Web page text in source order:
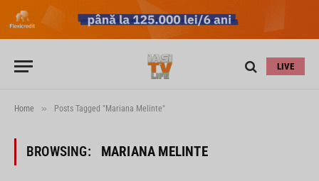
LIVE
Home » Posts Tagged "Mariana Melinte"
BROWSING: MARIANA MELINTE